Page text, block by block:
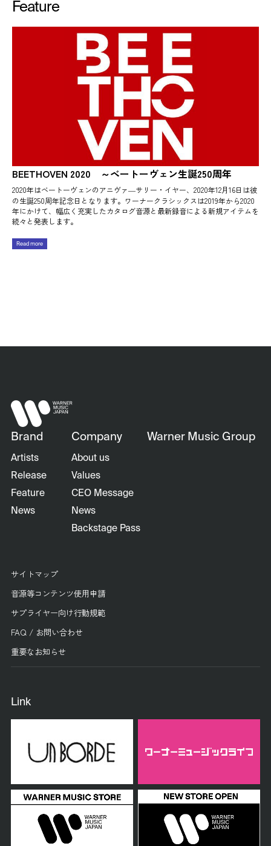
Feature
BEETHOVEN 2020 ～ベートーヴェン生誕250周年
2020年はベートーヴェンのアニヴァ―サリー・イヤー、2020年12月16日は彼
の生誕250周年記念日となります。ワーナークラシックスは2019年から2020
年にかけて、幅広く充実したカタログ音源と最新録音による新規アイテムを
続々と発表します。
Read more
Brand
Artists
Release
Feature
News
Company
About us
Values
CEO Message
News
Backstage Pass
Warner Music Group
サイトマップ
音源等コンテンツ使用申請
サプライヤー向け行動規範
FAQ / お問い合わせ
重要なお知らせ
Link